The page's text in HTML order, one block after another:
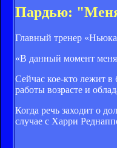
Пардью: "Меня
Главный тренер
«В данный момент меня
Сейчас кое-кто лежит
работы возрасте и
Когда речь заходит о
случае с Харри